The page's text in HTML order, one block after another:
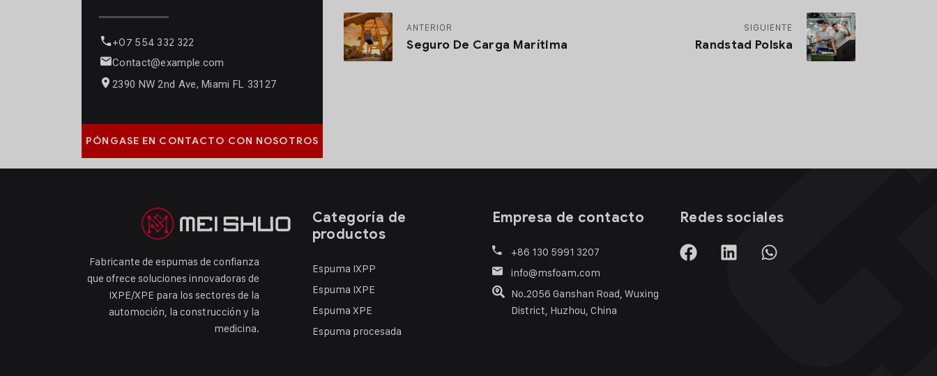
+07 554 332 322
Contact@example.com
2390 NW 2nd Ave, Miami FL 33127
PÓNGASE EN CONTACTO CON NOSOTROS
ANTERIOR
Seguro De Carga Marítima
SIGUIENTE
Randstad Polska
Fabricante de espumas de confianza
que ofrece soluciones innovadoras de
IXPE/XPE para los sectores de la
automoción, la construcción y la
medicina.
Categoría de
productos
Espuma IXPP
Espuma IXPE
Espuma XPE
Espuma procesada
Empresa de contacto
+86 130 5991 3207
info@msfoam.com
No.2056 Ganshan Road, Wuxing
District, Huzhou, China
Redes sociales